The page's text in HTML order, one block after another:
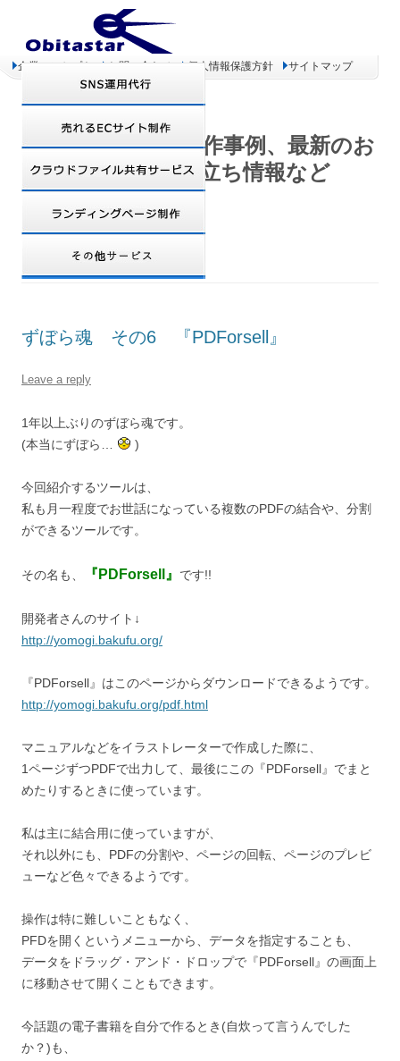
企業コンセプト お問い合わせ 個人情報保護方針 サイトマップ
オビタスター 制作事例、最新のお
得情報、お役立ち情報など
TAG ARCHIVES:PDF
ずぼら魂 その6 『PDForsell』
Leave a reply
1年以上ぶりのずぼら魂です。
(本当にずぼら…
)
今回紹介するツールは、
私も月一程度でお世話になっている複数のPDFの結合や、分割
ができるツールです。
その名も、 『PDForsell』 です!!
開発者さんのサイト↓
http://yomogi.bakufu.org/
『PDForsell』はこのページからダウンロードできるようです。
http://yomogi.bakufu.org/pdf.html
マニュアルなどをイラストレーターで作成した際に、
1ページずつPDFで出力して、最後にこの『PDForsell』でまと
めたりするときに使っています。
私は主に結合用に使っていますが、
それ以外にも、PDFの分割や、ページの回転、ページのプレビ
ューなど色々できるようです。
操作は特に難しいこともなく、
PFDを開くというメニューから、データを指定することも、
データをドラッグ・アンド・ドロップで『PDForsell』の画面上
に移動させて開くこともできます。
今話題の電子書籍を自分で作るとき(自炊って言うんでした
か？)も、